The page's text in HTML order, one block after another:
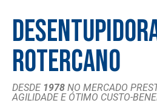
ROTERCANO
DESDE 1978 NO MERCADO
AGILIDADE E ÓTIMO CUSTO-